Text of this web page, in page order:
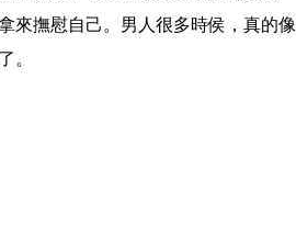
來撫慰自己。男人很多時侯，真的像
。